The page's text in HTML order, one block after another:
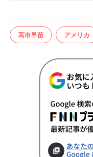
高市早苗 アメリカ